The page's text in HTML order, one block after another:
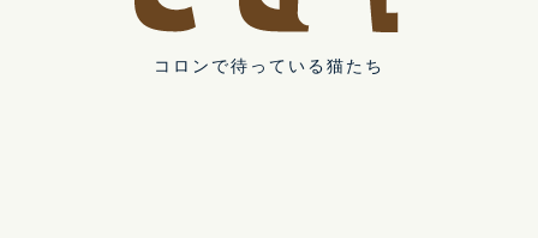
コロンで待っている猫たち